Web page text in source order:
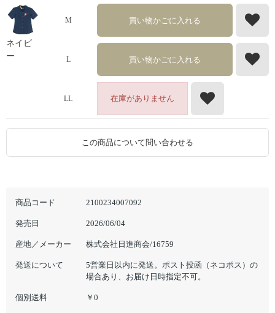
商品コード 2100234007092
発売日 2026/06/04
産地／メーカー 株式会社日進商会/16759
発送について
5営業日以内に発送。ポスト投函（ネコポス）の
場合あり、お届け日時指定不可。
個別送料 ￥0
ネイビ
ー
M 買い物かごに入れる
L 買い物かごに入れる
LL 在庫がありません
この商品について問い合わせる